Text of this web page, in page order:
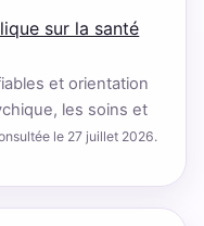
sur la santé
et orientation
les soins et
le 27 juillet 2026.